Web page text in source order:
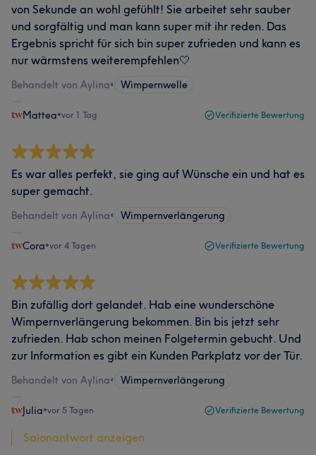
von Sekunde an wohl gefühlt! Sie arbeitet sehr sauber
und sorgfältig und man kann super mit ihr reden. Das
Ergebnis spricht für sich bin super zufrieden und kann es
nur wärmstens weiterempfehlen🤍
Behandelt von Aylina• Wimpernwelle
Mattea•vor 1 Tag Verifizierte Bewertung
Es war alles perfekt, sie ging auf Wünsche ein und hat es
super gemacht.
Behandelt von Aylina• Wimpernverlängerung
Cora•vor 4 Tagen Verifizierte Bewertung
Bin zufällig dort gelandet. Hab eine wunderschöne
Wimpernverlängerung bekommen. Bin bis jetzt sehr
zufrieden. Hab schon meinen Folgetermin gebucht. Und
zur Information es gibt ein Kunden Parkplatz vor der Tür.
Behandelt von Aylina• Wimpernverlängerung
Julia•vor 5 Tagen Verifizierte Bewertung
Salonantwort anzeigen